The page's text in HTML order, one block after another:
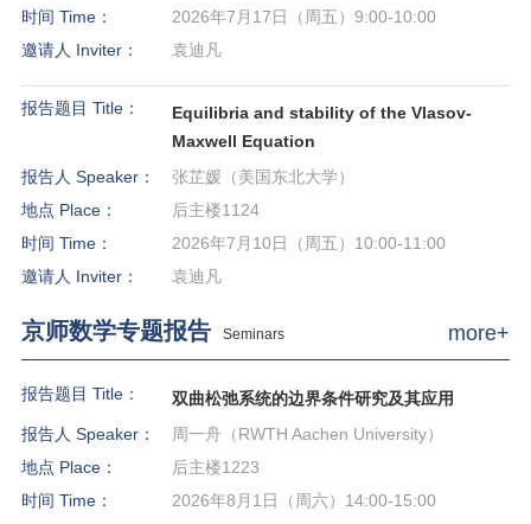
时间 Time：
2026年7月17日（周五）9:00-10:00
邀请人 Inviter：
袁迪凡
报告题目 Title：
Equilibria and stability of the Vlasov-
Maxwell Equation
报告人 Speaker：
张芷媛（美国东北大学）
地点 Place：
后主楼1124
时间 Time：
2026年7月10日（周五）10:00-11:00
邀请人 Inviter：
袁迪凡
more+
京师数学专题报告 Seminars
报告题目 Title：
双曲松弛系统的边界条件研究及其应用
报告人 Speaker：
周一舟（RWTH Aachen University）
地点 Place：
后主楼1223
时间 Time：
2026年8月1日（周六）14:00-15:00